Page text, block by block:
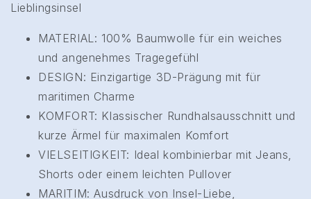
Lieblingsinsel
MATERIAL: 100% Baumwolle für ein weiches
und angenehmes Tragegefühl
DESIGN: Einzigartige 3D-Prägung mit für
maritimen Charme
KOMFORT: Klassischer Rundhalsausschnitt und
kurze Ärmel für maximalen Komfort
VIELSEITIGKEIT: Ideal kombinierbar mit Jeans,
Shorts oder einem leichten Pullover
MARITIM: Ausdruck von Insel-Liebe,